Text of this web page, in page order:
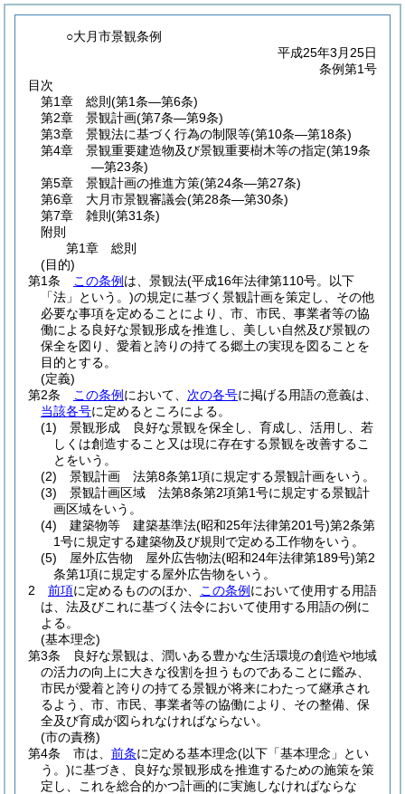
○大月市景観条例
平成25年3月25日
条例第1号
目次
第1章
総則 (第1条―第6条)
第2章
景観計画(第7条―第9条)
第3章
景観法に基づく行為の制限等(第10条―第18条)
第4章
景観重要建造物及び景観重要樹木等の指定(第19条
―第23条)
第5章
景観計画の推進方策(第24条―第27条)
第6章
大月市景観審議会(第28条―第30条)
第7章
雑則 (第31条)
附則
第1章
総則
(目的)
第1条
この条例 は、景観法(平成16年法律第110号。以下
「法」という。)の規定に基づく景観計画を策定し、その他
必要な事項を定めることにより、市、市民、事業者等の協
働による良好な景観形成を推進し、美しい自然及び景観の
保全を図り、愛着と誇りの持てる郷土の実現を図ることを
目的とする。
(定義)
第2条
この条例 において、 次の各号に掲げる用語の意義は、
当該各号に定めるところによる。
(1)
景観形成 良好な景観を保全し、育成し、活用し、若
しくは創造すること又は現に存在する景観を改善するこ
とをいう。
(2)
景観計画 法第8条第1項に規定する景観計画をいう。
(3)
景観計画区域 法第8条第2項第1号に規定する景観計
画区域をいう。
(4)
建築物等 建築基準法(昭和25年法律第201号)第2条第
1号に規定する建築物及び規則で定める工作物をいう。
(5)
屋外広告物 屋外広告物法(昭和24年法律第189号)第2
条第1項に規定する屋外広告物をいう。
2
前項に定めるもののほか、 この条例 において使用する用語
は、法及びこれに基づく法令において使用する用語の例に
よる。
(基本理念)
第3条
良好な景観は、潤いある豊かな生活環境の創造や地域
の活力の向上に大きな役割を担うものであることに鑑み、
市民が愛着と誇りの持てる景観が将来にわたって継承され
るよう、市、市民、事業者等の協働により、その整備、保
全及び育成が図られなければならない。
(市の責務)
第4条
市は、 前条に定める基本理念(以下「基本理念」とい
う。)に基づき、良好な景観形成を推進するための施策を策
定し、これを総合的かつ計画的に実施しなければならな